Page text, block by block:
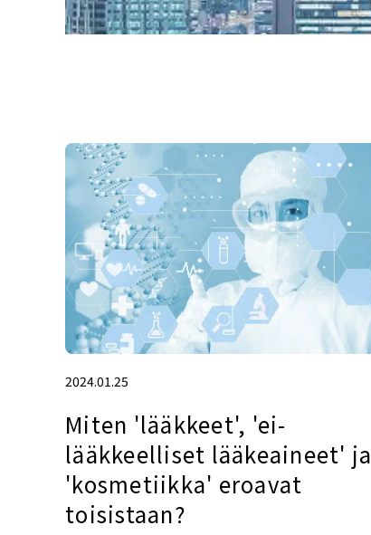
2024.01.25
Miten 'lääkkeet', 'ei-
lääkkeelliset lääkeaineet' ja
'kosmetiikka' eroavat
toisistaan?